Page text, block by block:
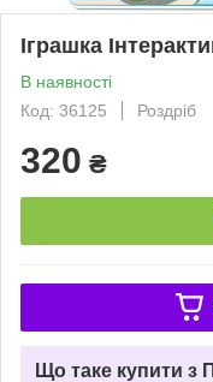
Іграшка
В наявності
Код: 36125
Роздріб
320 ₴
Що таке купити з